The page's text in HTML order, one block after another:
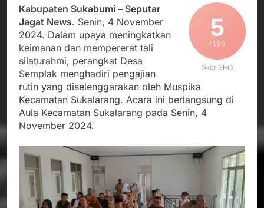
Prosedur
Sambut Kedatangan
Korban Evakuasi KM
Mutiara Sentosa 2 di
Pelabuhan Kalianget
Agustus 3, 2026 5
/ 100
Skor SEO
Kabupaten Sukabumi – Seputar
Jagat News. Senin, 4 November
2024. Dalam upaya meningkatkan
keimanan dan mempererat tali
silaturahmi, perangkat Desa
Semplak menghadiri pengajian
rutin yang diselenggarakan oleh Muspika
Kecamatan Sukalarang. Acara ini berlangsung di
Aula Kecamatan Sukalarang pada Senin, 4
November 2024.